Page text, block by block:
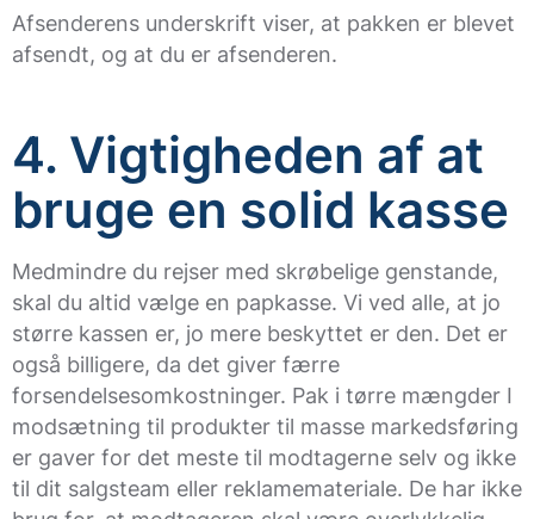
Afsenderens underskrift viser, at pakken er blevet
afsendt, og at du er afsenderen.
4. Vigtigheden af at
bruge en solid kasse
Medmindre du rejser med skrøbelige genstande,
skal du altid vælge en papkasse. Vi ved alle, at jo
større kassen er, jo mere beskyttet er den. Det er
også billigere, da det giver færre
forsendelsesomkostninger. Pak i tørre mængder I
modsætning til produkter til masse markedsføring
er gaver for det meste til modtagerne selv og ikke
til dit salgsteam eller reklamemateriale. De har ikke